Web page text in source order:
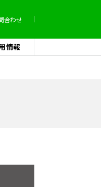
合わせ
情報